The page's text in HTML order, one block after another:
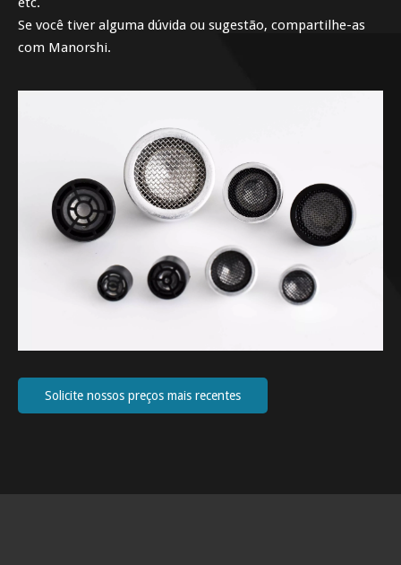
Se você tiver alguma dúvida ou sugestão, compartilhe-as
com Manorshi.
Solicite nossos preços mais recentes